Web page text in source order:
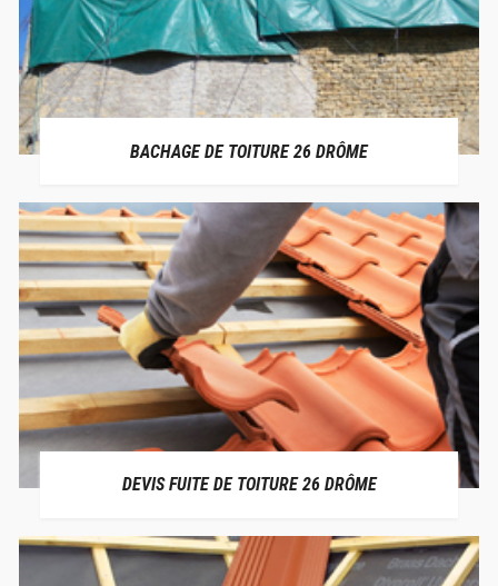
BACHAGE DE TOITURE 26 DRÔME
DEVIS FUITE DE TOITURE 26 DRÔME